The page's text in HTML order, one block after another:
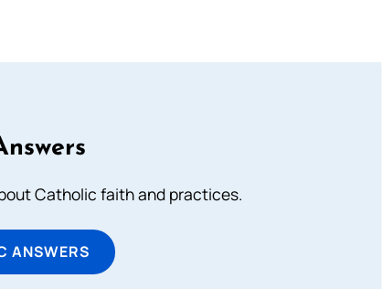
Catholic faith and practices.
ANSWERS